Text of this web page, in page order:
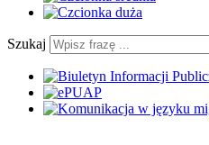
Szukaj